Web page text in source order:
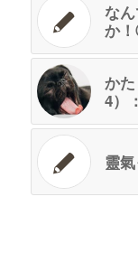
な
か
か
4）
靈